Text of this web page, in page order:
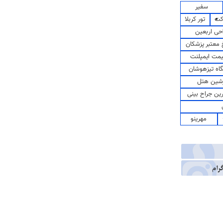
سفیر
تور کربلا
اربعین
پزشکان
ایمپلنت
تیزهوشان
هتل
جراح بینی
مهرینو